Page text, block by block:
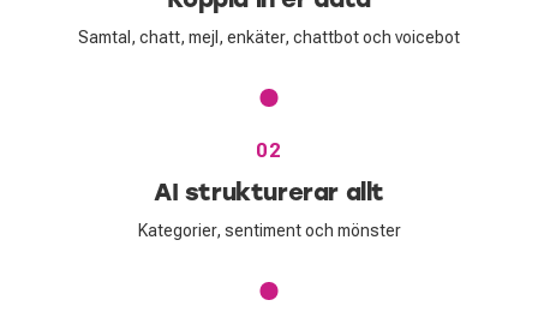
Samtal, chatt, mejl, enkäter, chattbot och voicebot
02
AI strukturerar allt
Kategorier, sentiment och mönster